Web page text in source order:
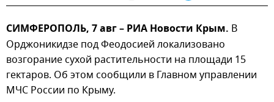
СИМФЕРОПОЛЬ, 7 авг – РИА Новости Крым. В
Орджоникидзе под Феодосией локализовано
возгорание сухой растительности на площади 15
гектаров. Об этом сообщили в Главном управлении
МЧС России по Крыму.